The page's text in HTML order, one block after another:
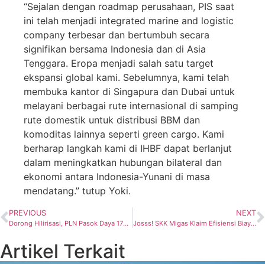
“Sejalan dengan roadmap perusahaan, PIS saat
ini telah menjadi integrated marine and logistic
company terbesar dan bertumbuh secara
signifikan bersama Indonesia dan di Asia
Tenggara. Eropa menjadi salah satu target
ekspansi global kami. Sebelumnya, kami telah
membuka kantor di Singapura dan Dubai untuk
melayani berbagai rute internasional di samping
rute domestik untuk distribusi BBM dan
komoditas lainnya seperti green cargo. Kami
berharap langkah kami di IHBF dapat berlanjut
dalam meningkatkan hubungan bilateral dan
ekonomi antara Indonesia-Yunani di masa
mendatang.” tutup Yoki.
PREVIOUS
Dorong Hilirisasi, PLN Pasok Daya 170 MVA Smelter PT FI di Gresik
NEXT
Josss! SKK Migas Klaim Efisiensi Biaya Pengadaan Ratusan Juta Dolar per Tahun
Artikel Terkait